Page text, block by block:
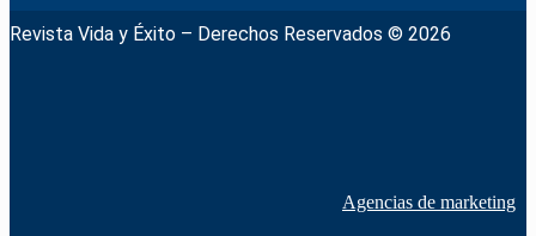
Revista Vida y Éxito – Derechos Reservados © 2026
Agencias de marketing